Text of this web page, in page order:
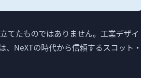
てたものではありません。工業デザイ
、NeXTの時代から信頼するスコット・